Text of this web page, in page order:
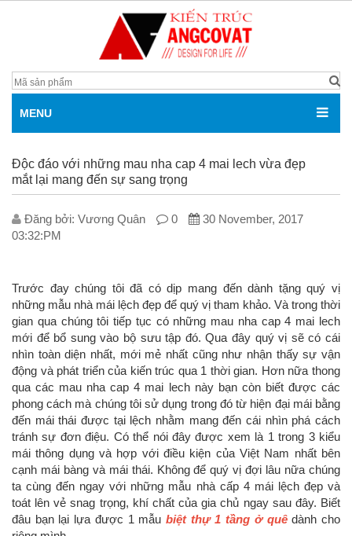
MENU
Độc đáo với những mau nha cap 4 mai lech vừa đẹp
mắt lại mang đến sự sang trọng
Đăng bởi: V­ương Quân 0
30 November, 2017
03:32:PM
Trước đay chúng tôi đã có dịp mang đến dành tặng quý vị
những mẫu nhà mái lệch đẹp để quý vị tham khảo. Và trong thời
gian qua chúng tôi tiếp tục có những mau nha cap 4 mai lech
mới để bổ sung vào bộ sưu tập đó. Qua đây quý vị sẽ có cái
nhìn toàn diện nhất, mới mẻ nhất cũng như nhận thấy sự vận
động và phát triển của kiến trúc qua 1 thời gian. Hơn nữa thong
qua các mau nha cap 4 mai lech này bạn còn biết được các
phong cách mà chúng tôi sử dụng trong đó từ hiện đại mái bằng
đến mái thái được tại lệch nhằm mang đến cái nhìn phá cách
tránh sự đơn điệu. Có thể nói đây được xem là 1 trong 3 kiểu
mái thông dụng và hợp với điều kiện của Việt Nam nhất bên
cạnh mái bàng và mái thái. Không để quý vị đợi lâu nữa chúng
ta cùng đến ngay với những mẫu nhà cấp 4 mái lệch đẹp và
toát lên vẻ snag trọng, khí chất của gia chủ ngay sau đây. Biết
đâu bạn lại lựa được 1 mẫu biệt thự 1 tầng ở quêdành cho